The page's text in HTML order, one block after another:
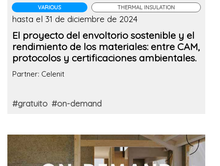
VARIOUS THERMAL INSULATION
hasta el 31 de diciembre de 2024
El proyecto del envoltorio sostenible y el
rendimiento de los materiales: entre CAM,
protocolos y certificaciones ambientales.
Partner: Celenit
#gratuito #on-demand